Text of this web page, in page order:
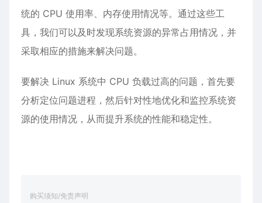
统的 CPU 使用率、内存使用情况等。通过这些工
具，我们可以及时发现系统资源的异常占用情况，并
采取相应的措施来解决问题。
要解决 Linux 系统中 CPU 负载过高的问题，首先要
分析定位问题进程，然后针对性地优化和监控系统资
源的使用情况，从而提升系统的性能和稳定性。
购买须知/免责声明